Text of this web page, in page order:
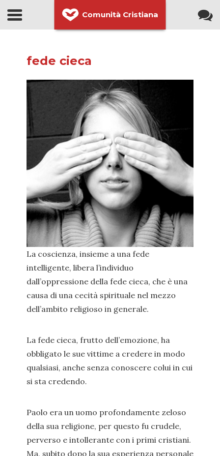
Comunità Cristiana
fede cieca
La coscienza, insieme a una fede
intelligente, libera l’individuo
dall’oppressione della fede cieca, che è una
causa di una cecità spirituale nel mezzo
dell’ambito religioso in generale.
La fede cieca, frutto dell’emozione, ha
obbligato le sue vittime a credere in modo
qualsiasi, anche senza conoscere colui in cui
si sta credendo.
Paolo era un uomo profondamente zeloso
della sua religione, per questo fu crudele,
perverso e intollerante con i primi cristiani.
Ma, subito dopo la sua esperienza personale